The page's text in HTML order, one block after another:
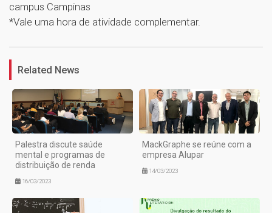
campus Campinas
*Vale uma hora de atividade complementar.
1
Related News
Palestra discute saúde
mental e programas de
distribuição de renda
16/03/2023
MackGraphe se reúne com a
empresa Alupar
14/03/2023